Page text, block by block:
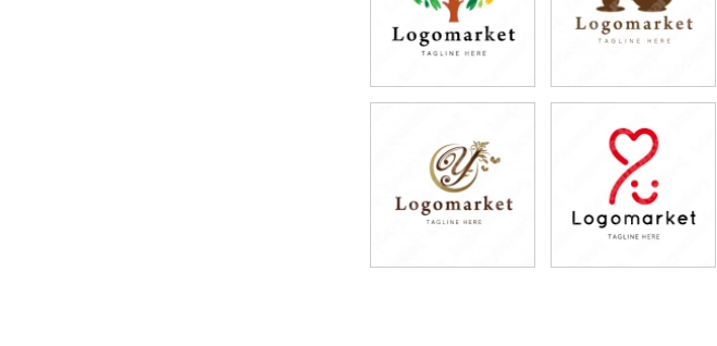
79,800円
(税込87,780円)
79,800円
(税込87,780円)